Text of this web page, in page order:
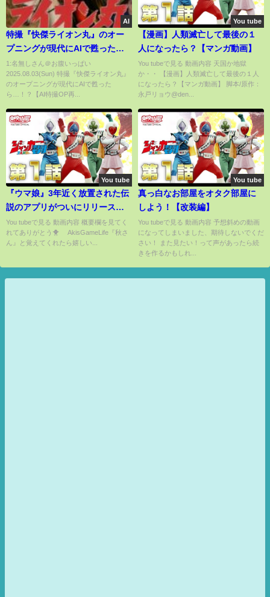
AI
特撮『快傑ライオン丸』のオー
プニングが現代にAIで甦った
ら…！？【AI特撮OP再現】🦁🎥
1:名無しさん＠お腹いっぱい
2025.08.03(Sun) 特撮『快傑ライオン丸』
のオープニングが現代にAIで甦った
ら…！？【AI特撮OP再...
You tube
【漫画】人類滅亡して最後の１
人になったら？【マンガ動画】
You tubeで見る 動画内容 天国か地獄
か・・ 【漫画】人類滅亡して最後の１人
になったら？【マンガ動画】 脚本/原作：
永戸リョウ@den...
You tube
『ウマ娘』3年近く放置された伝
説のアプリがついにリリース！
遅れの原因は権利関係？ファン
を支えた爆笑まとめサイトネタ
が面白いｗｗｗ
You tubeで見る 動画内容 概要欄を見てく
れてありがとう🐥 AkisGameLife『秋さ
ん』と覚えてくれたら嬉しい...
You tube
真っ白なお部屋をオタク部屋に
しよう！【改装編】
You tubeで見る 動画内容 予想斜めの動画
になってしまいました、期待しないでくだ
さい！ また見たい！って声があったら続
きを作るかもしれ...